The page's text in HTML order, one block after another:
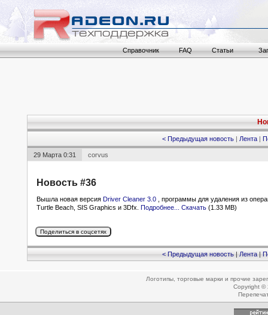
Справочник FAQ Статьи
< Предыдущая новость | Лента |
29 Марта 0:31 corvus
Новость #36
Вышла новая версия Driver Cleaner 3.0 , программы для удаления из
Turtle Beach, SIS Graphics и 3Dfx. Подробнее... Скачать (1.33 MB)
< Предыдущая новость Лента|
Логотипы, торговые марки и прочие
Copyright ©